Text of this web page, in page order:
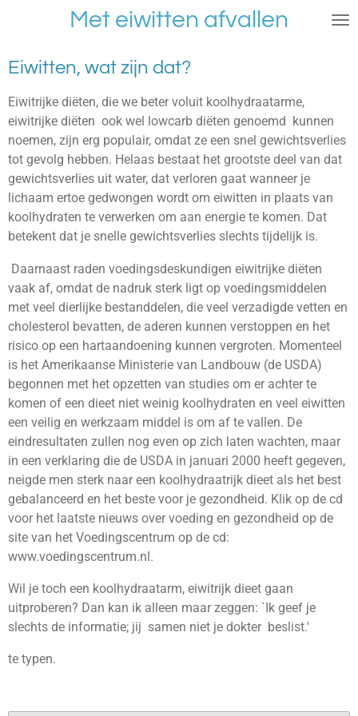
de
hoofdinhoud
Met eiwitten afvallen
Eiwitten, wat zijn dat?
Eiwitrijke diëten, die we beter voluit koolhydraatarme,
eiwitrijke diëten ook wel lowcarb diëten genoemd kunnen
noemen, zijn erg populair, omdat ze een snel gewichtsverlies
tot gevolg hebben. Helaas bestaat het grootste deel van dat
gewichtsverlies uit water, dat verloren gaat wanneer je
lichaam ertoe gedwongen wordt om eiwitten in plaats van
koolhydraten te verwerken om aan energie te komen. Dat
betekent dat je snelle gewichtsverlies slechts tijdelijk is.
Daarnaast raden voedingsdeskundigen eiwitrijke diëten
vaak af, omdat de nadruk sterk ligt op voedingsmiddelen
met veel dierlijke bestanddelen, die veel verzadigde vetten en
cholesterol bevatten, de aderen kunnen verstoppen en het
risico op een hartaandoening kunnen vergroten. Momenteel
is het Amerikaanse Ministerie van Landbouw (de USDA)
begonnen met het opzetten van studies om er achter te
komen of een dieet niet weinig koolhydraten en veel eiwitten
een veilig en werkzaam middel is om af te vallen. De
eindresultaten zullen nog even op zich laten wachten, maar
in een verklaring die de USDA in januari 2000 heeft gegeven,
neigde men sterk naar een koolhydraatrijk dieet als het best
gebalanceerd en het beste voor je gezondheid. Klik op de cd
voor het laatste nieuws over voeding en gezondheid op de
site van het Voedingscentrum op de cd:
www.voedingscentrum.nl.
Wil je toch een koolhydraatarm, eiwitrijk dieet gaan
uitproberen? Dan kan ik alleen maar zeggen: `Ik geef je
slechts de informatie; jij samen niet je dokter beslist.'
te typen.